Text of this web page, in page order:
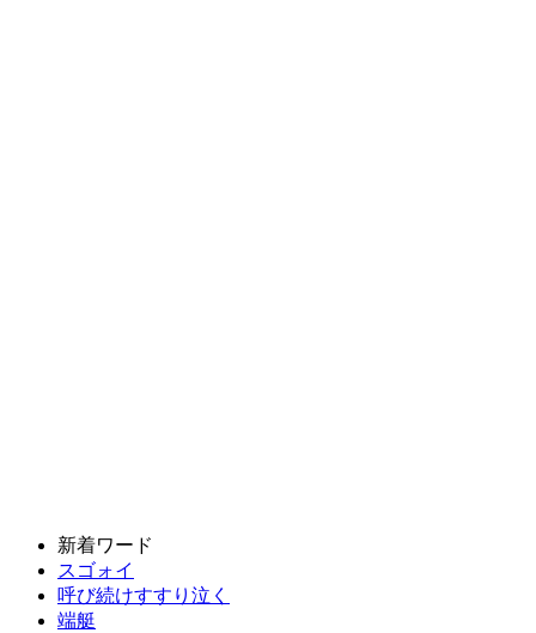
新着ワード
スゴォイ
呼び続けすすり泣く
端艇